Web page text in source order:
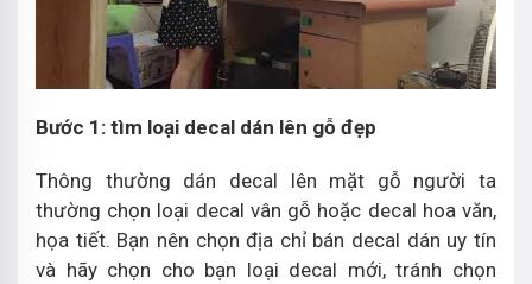
Bước 1: tìm loại decal dán lên gỗ đẹp
Thông thường dán decal lên mặt gỗ người ta
thường chọn loại decal vân gỗ hoặc decal hoa văn,
họa tiết. Bạn nên chọn địa chỉ bán decal dán uy tín
và hãy chọn cho bạn loại decal mới, tránh chọn